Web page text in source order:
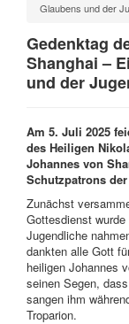
Glaubens und der
Gedenktag
Shanghai –
und der
Am 5. Juli 2025
des Heiligen
Johannes von
Schutzpatrons
Zunächst
Gottesdienst
Jugendliche
dankten alle Gott
heiligen Johannes
seinen Segen,
sangen ihm
Troparion.